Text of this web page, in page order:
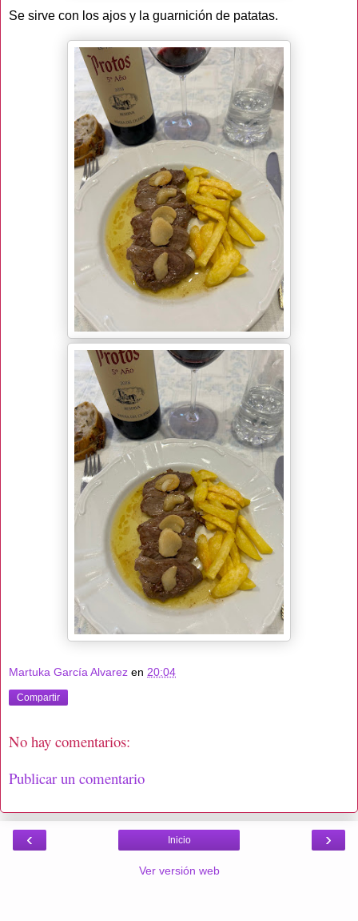
Se sirve con los ajos y la guarnición de patatas.
Martuka García Alvarez en 20:04
Compartir
No hay comentarios:
Publicar un comentario
‹ ›
Inicio
Ver versión web